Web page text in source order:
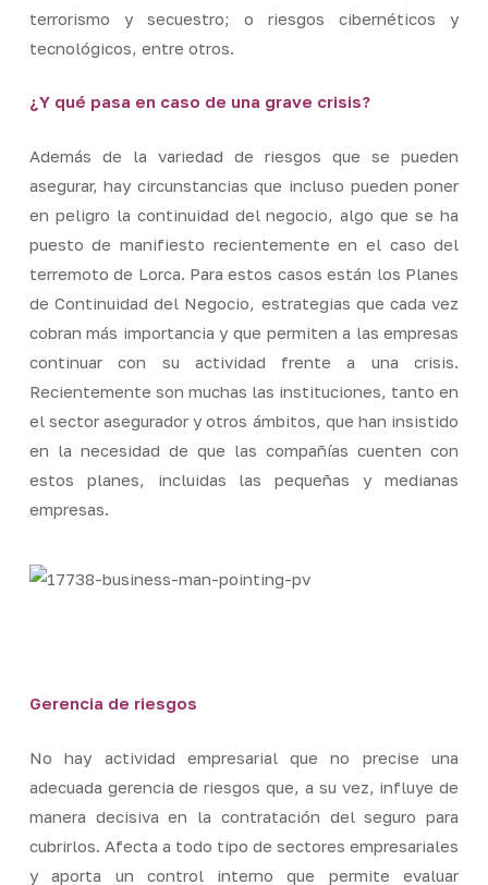
terrorismo y secuestro; o riesgos cibernéticos y
tecnológicos, entre otros.
¿Y qué pasa en caso de una grave crisis?
Además de la variedad de riesgos que se pueden
asegurar, hay circunstancias que incluso pueden poner
en peligro la continuidad del negocio, algo que se ha
puesto de manifiesto recientemente en el caso del
terremoto de Lorca. Para estos casos están los Planes
de Continuidad del Negocio, estrategias que cada vez
cobran más importancia y que permiten a las empresas
continuar con su actividad frente a una crisis.
Recientemente son muchas las instituciones, tanto en
el sector asegurador y otros ámbitos, que han insistido
en la necesidad de que las compañías cuenten con
estos planes, incluidas las pequeñas y medianas
empresas.
Gerencia de riesgos
No hay actividad empresarial que no precise una
adecuada gerencia de riesgos que, a su vez, influye de
manera decisiva en la contratación del seguro para
cubrirlos. Afecta a todo tipo de sectores empresariales
y aporta un control interno que permite evaluar